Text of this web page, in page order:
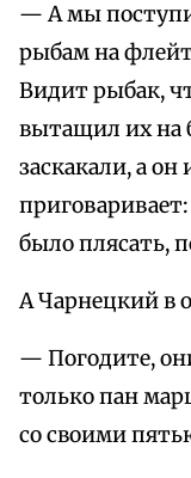
— А мы
рыбам на
Видит рыбак,
вытащил их на
заскакали, а
было плясать,
А Чарнецкий в
— Погодите,
только пан
со своими